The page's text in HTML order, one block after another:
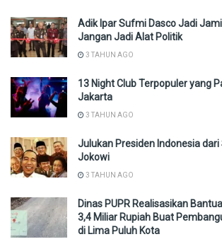
Adik Ipar Sufmi Dasco Jadi
Jangan Jadi Alat Politik
3 TAHUN AGO
13 Night Club Terpopuler yang
Jakarta
3 TAHUN AGO
Julukan Presiden Indonesia
Jokowi
3 TAHUN AGO
Dinas PUPR Realisasikan
3,4 Miliar Rupiah Buat
di Lima Puluh Kota